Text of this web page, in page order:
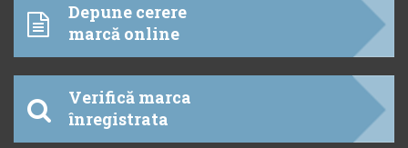
Depune cerere
marcă online
Verifică marca
înregistrata